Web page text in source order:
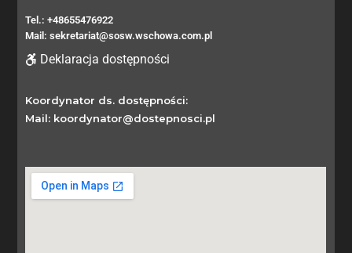
Tel.: +48655476922
Mail: sekretariat@sosw.wschowa.com.pl
Deklaracja dostępności
Koordynator ds. dostępności:
Mail: koordynator@dostepnosci.pl